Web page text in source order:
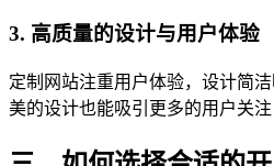
3. 高质量的设计与用户体验
定制网站注重用户体验，设计简
美的设计也能吸引更多的用户关注